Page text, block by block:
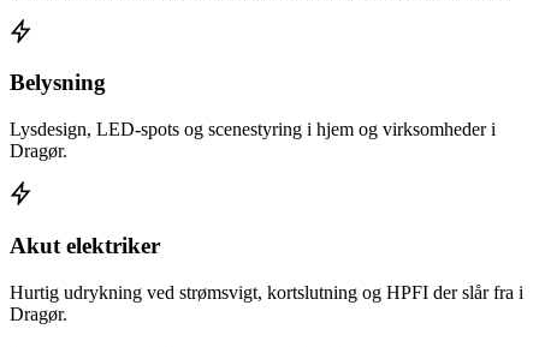
Belysning
Lysdesign, LED-spots og scenestyring i hjem og virksomheder i
Dragør.
Akut elektriker
Hurtig udrykning ved strømsvigt, kortslutning og HPFI der slår fra i
Dragør.